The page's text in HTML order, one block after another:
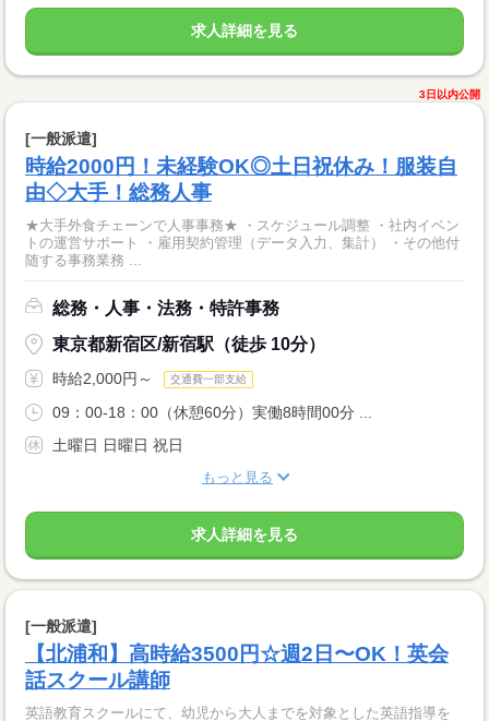
求人詳細を見る
3日以内公開
[一般派遣]
時給2000円！未経験OK◎土日祝休み！服装自
由◇大手！総務人事
★大手外食チェーンで人事事務★ ・スケジュール調整 ・社内イベン
トの運営サポート ・雇用契約管理（データ入力、集計） ・その他付
随する事務業務 ...
総務・人事・法務・特許事務
東京都新宿区/新宿駅（徒歩 10分）
時給2,000円～ 交通費一部支給
09：00-18：00（休憩60分）実働8時間00分 ...
土曜日 日曜日 祝日
もっと見る
求人詳細を見る
[一般派遣]
【北浦和】高時給3500円☆週2日〜OK！英会
話スクール講師
英語教育スクールにて、幼児から大人までを対象とした英語指導を